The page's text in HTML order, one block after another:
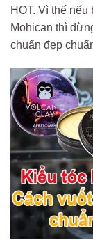
HOT. Vì thế
Mohican thì
chuẩn đẹp